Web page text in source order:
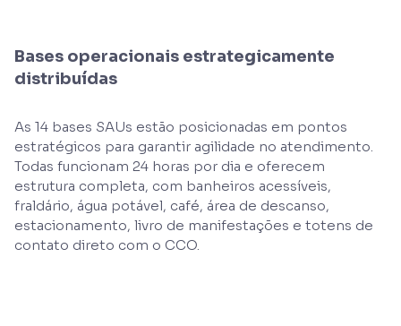
Bases operacionais estrategicamente
distribuídas
As 14 bases SAUs estão posicionadas em pontos
estratégicos para garantir agilidade no atendimento.
Todas funcionam 24 horas por dia e oferecem
estrutura completa, com banheiros acessíveis,
fraldário, água potável, café, área de descanso,
estacionamento, livro de manifestações e totens de
contato direto com o CCO.